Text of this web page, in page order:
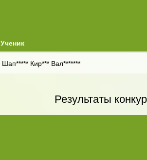
Ученик
Шап***** Кир*** Вал*******
Результаты